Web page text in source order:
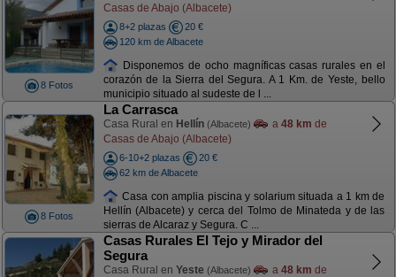
8 Fotos
Casas de Abajo (Albacete)
8+2 plazas
20 €
120 km de Albacete
Disponemos de ocho magníficas casas rurales en el
corazón de la Sierra del Segura. A 1 Km. de Yeste, bello
municipio situado al sudeste de l ...
8 Fotos
La Carrasca
Casa Rural en Hellín (Albacete) a 48 km de
Casas de Abajo (Albacete)
6-10+2 plazas
20 €
62 km de Albacete
Casa con amplia piscina y solarium situada a 1 km de
Hellín (Albacete) y cerca del Tolmo de Minateda y de las
sierras de Alcaraz y Segura. C ...
Casas Rurales El Tejo y Mirador del
Segura
Casa Rural en Yeste (Albacete) a 48 km de